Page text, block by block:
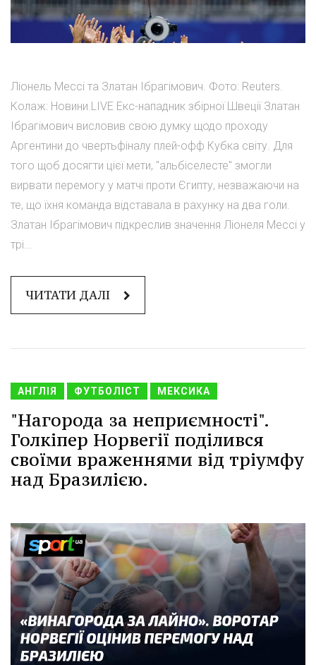
Ліонель Мессі та Златан Ібрагімович. Фото: Reuters.
Колаж: Новини.LIVE Екс-нападник збірної Швеції Златан
Ібрагімович висловив свою думку щодо проходу
Аргентини до чвертьфіналу плей-офф Кубка світу. Для
того щоб досягти цієї мети, "альбіселесте" змогли
вирвати перемогу у матчі проти Єгипту, незважаючи на
те, що їхня команда відставала в рахунку на два голи.
Златан Ібрагімович підкреслив значення Ліонеля Мессі у
трі...
ЧИТАТИ ДАЛІ
АНГЛІЯ ФУТБОЛІСТ МЕКСИКА
"Нагорода за неприємності".
Голкіпер Норвегії поділився
своїми враженнями від тріумфу
над Бразилією.